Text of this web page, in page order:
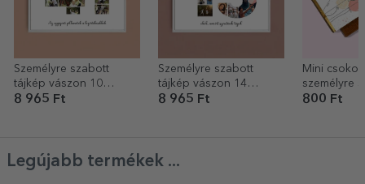
Személyre szabott
tájkép vászon 10
fotóval, modellszám 41
8 965 Ft
Személyre szabott
tájkép vászon 14
fotóval, modellszám 15
8 965 Ft
Mini
személyre
üzenettel -
800 Ft
Legújabb termékek ...